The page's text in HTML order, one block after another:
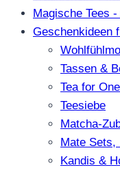
Magische Tees
Geschenkideen
Tassen &
Tea for
Teesiebe
Matcha-
Mate Sets,
Kandis &